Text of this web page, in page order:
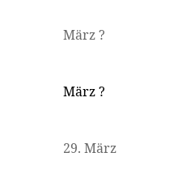
März ?
März ?
29. März